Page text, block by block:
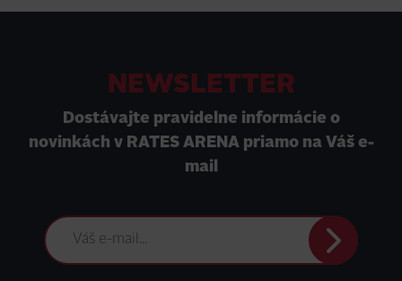
NEWSLETTER
Dostávajte pravidelne informácie o
novinkách v RATES ARENA priamo na Váš e-
mail
Odoslať